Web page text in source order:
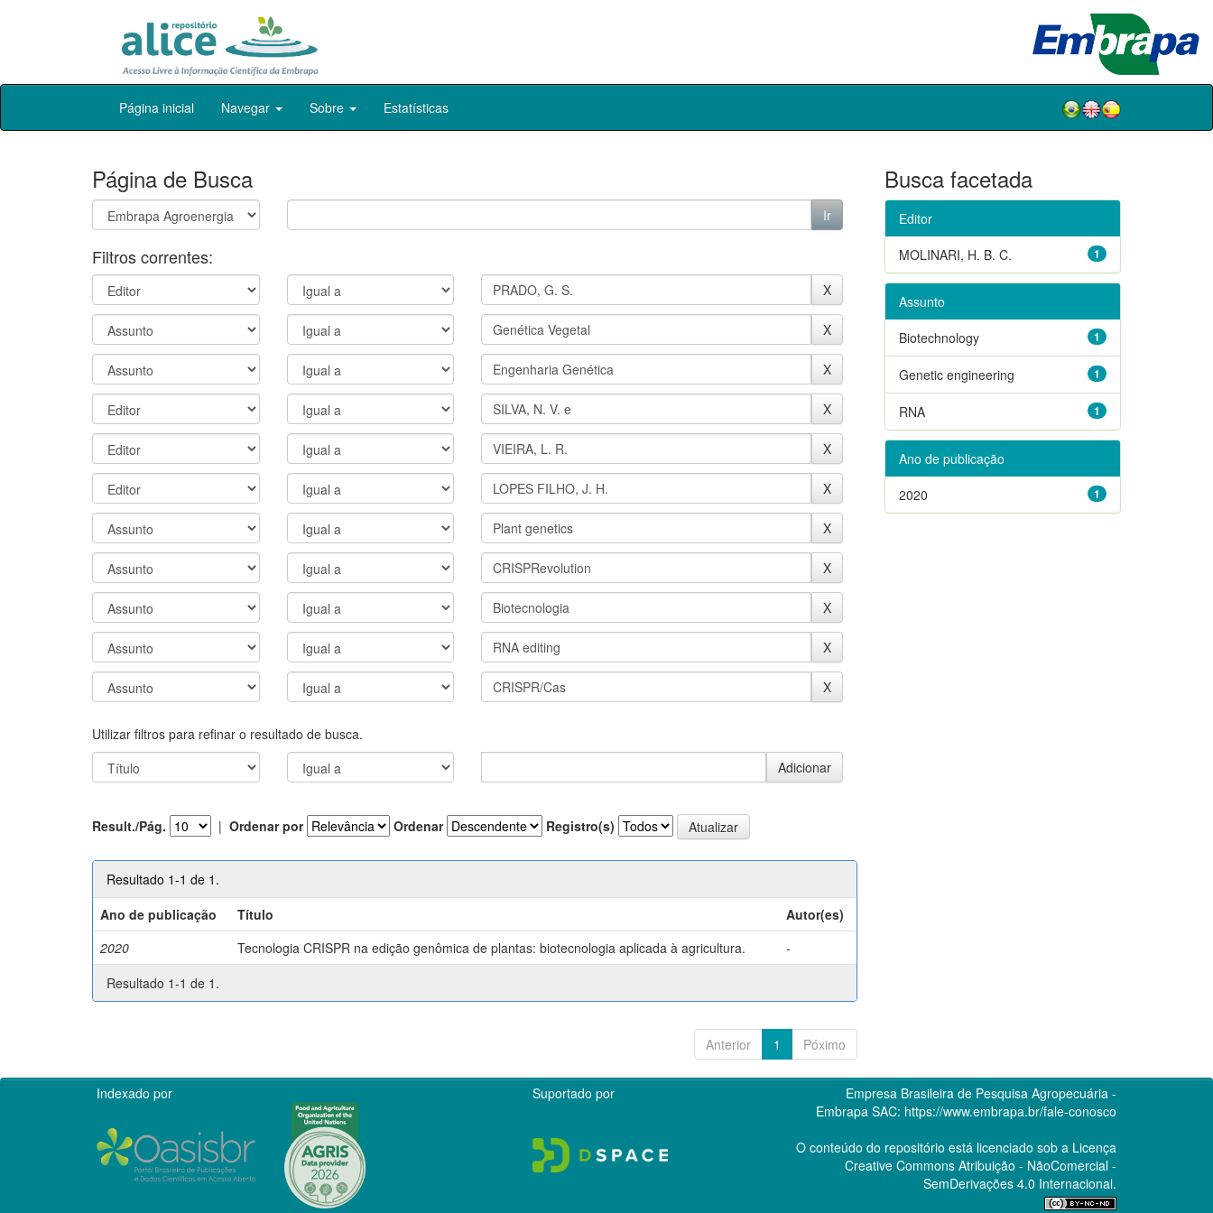
Skip
Página inicial Navegar Sobre Estatísticas
Página de Busca
Filtros correntes:
Utilizar filtros para refinar o resultado de busca.
Result./Pág. | Ordenar por Ordenar Registro(s)
Resultado 1-1 de 1.
Ano de publicação
Título
Autor(es)
2020
Tecnologia CRISPR na edição genômica de plantas: biotecnologia aplicada à agricultura.
-
Resultado 1-1 de 1.
Anterior 1 Póximo
Busca facetada
Editor
1
MOLINARI, H. B. C.
Assunto
1
Biotechnology
1
Genetic engineering
1
RNA
Ano de publicação
1
2020
Indexado por Suportado por
Empresa Brasileira de Pesquisa Agropecuária -
Embrapa SAC: https://www.embrapa.br/fale-conosco
O conteúdo do repositório está licenciado sob a Licença
Creative CommonsAtribuição - NãoComercial -
SemDerivações 4.0 Internacional.